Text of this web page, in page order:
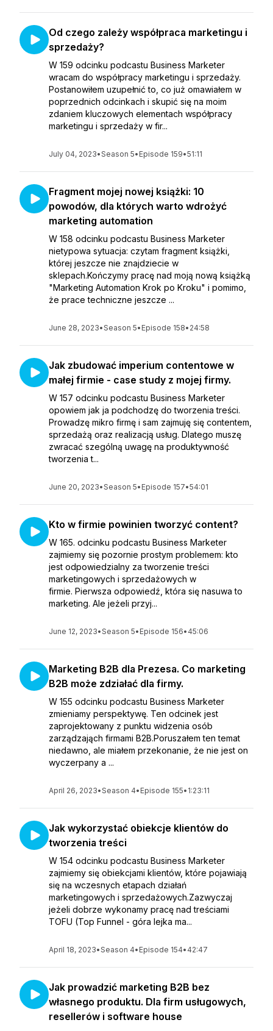
Od czego zależy współpraca marketingu i
sprzedaży?
W 159 odcinku podcastu Business Marketer
wracam do współpracy marketingu i sprzedaży.
Postanowiłem uzupełnić to, co już omawiałem w
poprzednich odcinkach i skupić się na moim
zdaniem kluczowych elementach współpracy
marketingu i sprzedaży w fir...
July 04, 2023•Season 5• Episode 159•51:11
Fragment mojej nowej książki: 10
powodów, dla których warto wdrożyć
marketing automation
W 158 odcinku podcastu Business Marketer
nietypowa sytuacja: czytam fragment książki,
której jeszcze nie znajdziecie w
sklepach.Kończymy pracę nad moją nową książką
"Marketing Automation Krok po Kroku" i pomimo,
że prace techniczne jeszcze ...
June 28, 2023•Season 5• Episode 158• 24:58
Jak zbudować imperium contentowe w
małej firmie - case study z mojej firmy.
W 157 odcinku podcastu Business Marketer
opowiem jak ja podchodzę do tworzenia treści.
Prowadzę mikro firmę i sam zajmuję się contentem,
sprzedażą oraz realizacją usług. Dlatego muszę
zwracać szególną uwagę na produktywność
tworzenia t...
June 20, 2023•Season 5• Episode 157•54:01
Kto w firmie powinien tworzyć content?
W 165. odcinku podcastu Business Marketer
zajmiemy się pozornie prostym problemem: kto
jest odpowiedzialny za tworzenie treści
marketingowych i sprzedażowych w
firmie. Pierwsza odpowiedź, która się nasuwa to
marketing. Ale jeżeli przyj...
June 12, 2023•Season 5• Episode 156• 45:06
Marketing B2B dla Prezesa. Co marketing
B2B może zdziałać dla firmy.
W 155 odcinku podcastu Business Marketer
zmieniamy perspektywę. Ten odcinek jest
zaprojektowany z punktu widzenia osób
zarządzająch firmami B2B.Poruszałem ten temat
niedawno, ale miałem przekonanie, że nie jest on
wyczerpany a ...
April 26, 2023•Season 4• Episode 155• 1:23:11
Jak wykorzystać obiekcje klientów do
tworzenia treści
W 154 odcinku podcastu Business Marketer
zajmiemy się obiekcjami klientów, które pojawiają
się na wczesnych etapach działań
marketingowych i sprzedażowych.Zazwyczaj
jeżeli dobrze wykonamy pracę nad treściami
TOFU (Top Funnel - góra lejka ma...
April 18, 2023•Season 4• Episode 154• 42:47
Jak prowadzić marketing B2B bez
własnego produktu. Dla firm usługowych,
resellerów i software house